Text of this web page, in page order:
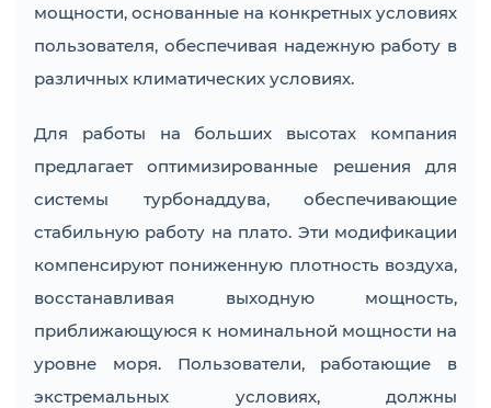
мощности, основанные на конкретных условиях
пользователя, обеспечивая надежную работу в
различных климатических условиях.
Для работы на больших высотах компания
предлагает оптимизированные решения для
системы турбонаддува, обеспечивающие
стабильную работу на плато. Эти модификации
компенсируют пониженную плотность воздуха,
восстанавливая выходную мощность,
приближающуюся к номинальной мощности на
уровне моря. Пользователи, работающие в
экстремальных условиях, должны